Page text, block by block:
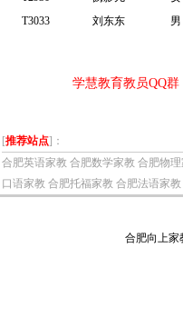
T3033
刘东东 男
学慧教育教员QQ群
[推荐站点]：
合肥英语家教 合肥数学家教 合肥物理
口语家教 合肥托福家教 合肥法语家教
合肥向上家